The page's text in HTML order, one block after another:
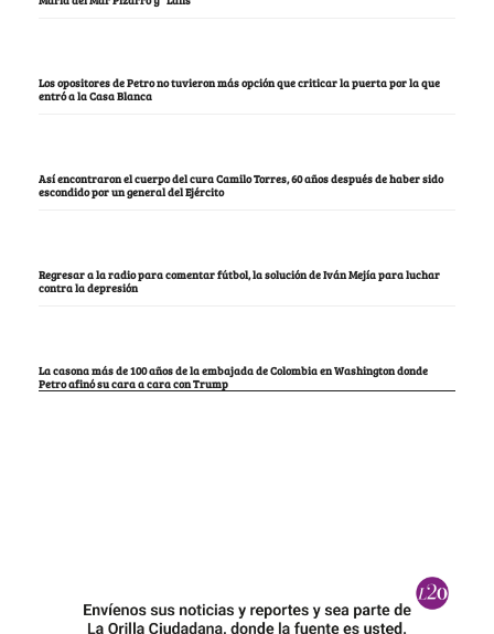
Los opositores de Petro no tuvieron más opción que criticar la puerta por la que
entró a la Casa Blanca
Así encontraron el cuerpo del cura Camilo Torres, 60 años después de haber sido
escondido por un general del Ejército
Regresar a la radio para comentar fútbol, la solución de Iván Mejía para luchar
contra la depresión
La casona más de 100 años de la embajada de Colombia en Washington donde
Petro afinó su cara a cara con Trump